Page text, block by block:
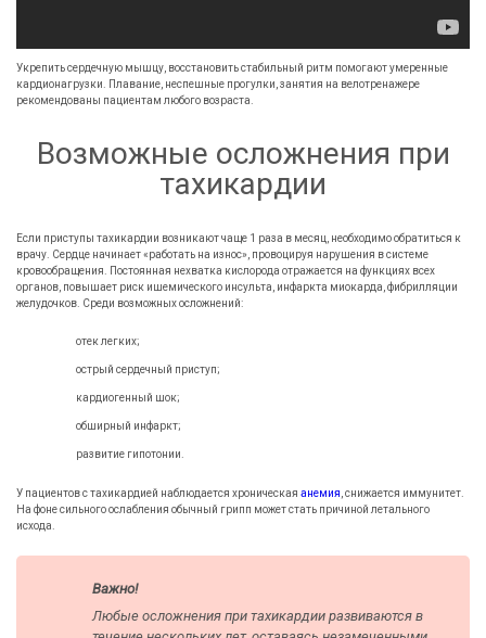
Укрепить сердечную мышцу, восстановить стабильный ритм помогают умеренные
кардионагрузки. Плавание, неспешные прогулки, занятия на велотренажере
рекомендованы пациентам любого возраста.
Возможные осложнения при
тахикардии
Если приступы тахикардии возникают чаще 1 раза в месяц, необходимо обратиться к
врачу. Сердце начинает «работать на износ», провоцируя нарушения в системе
кровообращения. Постоянная нехватка кислорода отражается на функциях всех
органов, повышает риск ишемического инсульта, инфаркта миокарда, фибрилляции
желудочков. Среди возможных осложнений:
отек легких;
острый сердечный приступ;
кардиогенный шок;
обширный инфаркт;
развитие гипотонии.
У пациентов с тахикардией наблюдается хроническая анемия , снижается иммунитет.
На фоне сильного ослабления обычный грипп может стать причиной летального
исхода.
Важно!
Любые осложнения при тахикардии развиваются в